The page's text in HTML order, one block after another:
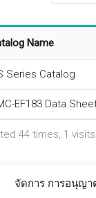
จัดการ การอนุญา
Name
Series Catalog
EF183 Data
44 times, 1